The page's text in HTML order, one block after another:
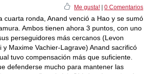
Me gusta! 0 Comentarios
cuarta ronda, Anand venció a Hao y se sumó
Ambos tienen ahora 3 puntos, con uno
perseguidores más cercanos (Levon
y Maxime Vachier-Lagrave) Anand sacrificó
tuvo compensación más que suficiente.
defenderse mucho para mantener las